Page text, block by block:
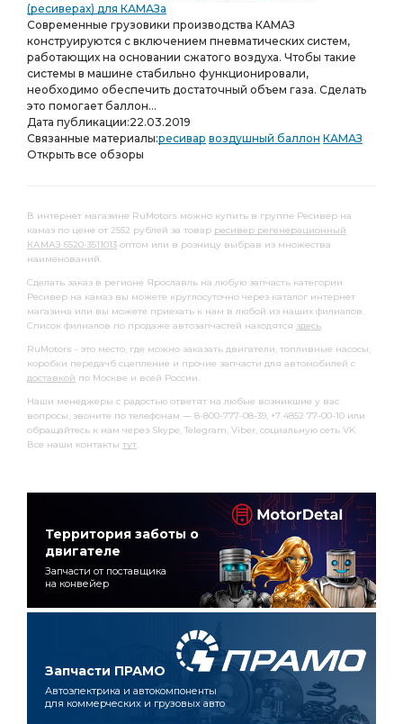
(ресиверах) для КАМАЗа
Современные грузовики производства КАМАЗ
конструируются с включением пневматических систем,
работающих на основании сжатого воздуха. Чтобы такие
системы в машине стабильно функционировали,
необходимо обеспечить достаточный объем газа. Сделать
это помогает баллон...
Дата публикации:22.03.2019
Связанные материалы:ресивар воздушный баллон КАМАЗ
Открыть все обзоры
В интернет магазине RuMotors можно купить в группе Ресивер на
камаз по цене от 2552 рублей за товар ресивер регенерационный
КАМАЗ 6520-3511013 оптом или в розницу выбрав из множества
наименований.
Сделать заказ в регионе Ярославль на любую запчасть категории
Ресивер на камаз вы можете круглосуточно через каталог интернет
магазина или вы можете приехать к нам в любой из наших филиалов.
Список филиалов по продаже автозапчастей находятся здесь.
RuMotors - это место, где можно заказать двигатели, топливные насосы,
коробки передачб сцепление и прочие запчасти для автомобилей с
доставкой по Москве и всей России.
Наши менеджеры с радостью ответят на любые возникшие у вас
вопросы, звоните по телефонам — 8-800-777-08-39, +7 4852 77-00-10 или
обращайтесь к нам через Skype, Telegram, Viber, социальную сеть VK.
Все наши контакты тут.
Территория заботы о
двигателе
Запчасти от поставщика
на конвейер
Запчасти ПРАМО
Автоэлектрика и автокомпоненты
для коммерческих и грузовых авто